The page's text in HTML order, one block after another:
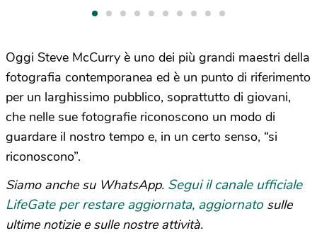
Oggi Steve McCurry è uno dei più grandi maestri della
fotografia contemporanea ed è un punto di riferimento
per un larghissimo pubblico, soprattutto di giovani,
che nelle sue fotografie riconoscono un modo di
guardare il nostro tempo e, in un certo senso, “si
riconoscono”.
Siamo anche su WhatsApp. Segui il canale ufficiale
LifeGate per restare aggiornata, aggiornato sulle
ultime notizie e sulle nostre attività.